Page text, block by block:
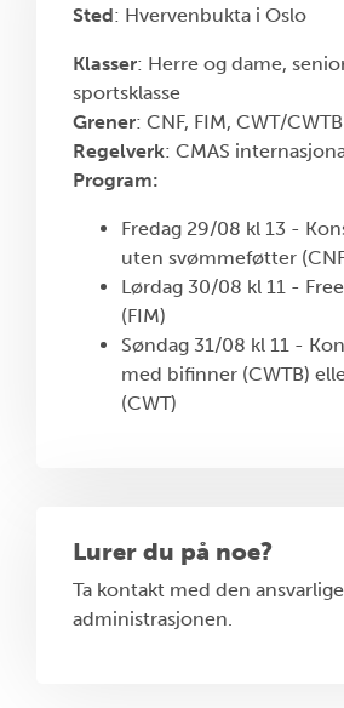
Sted: Hvervenbukta i Oslo
Klasser: Herre og dame,
sportsklasse
Grener: CNF, FIM, CWT/CWTB
Regelverk: CMAS
Program:
Fredag 29/08 kl 13 -
uten svømmeføtter
Lørdag 30/08 kl 11 -
(FIM)
Søndag 31/08 kl 11 -
med bifinner (CWTB)
(CWT)
Lurer du på noe?
Ta kontakt med den
administrasjonen.